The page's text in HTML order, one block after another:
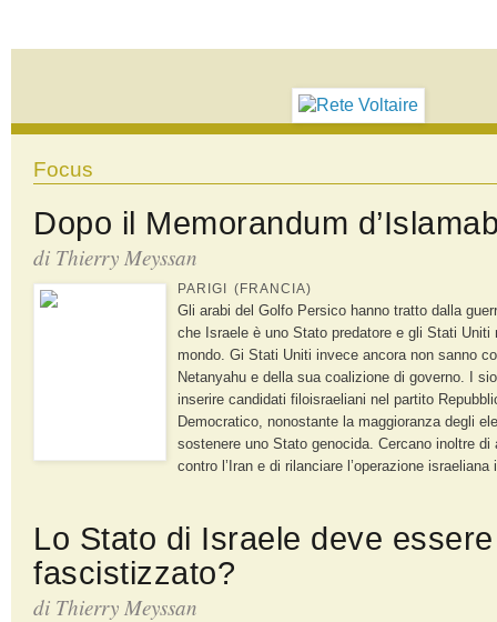
Focus
Dopo il Memorandum
di Thierry Meyssan
PARIGI (FRANCIA)
Gli arabi del Golfo Persico hanno tratto dalla
che Israele è uno Stato predatore e gli Stati Uniti
mondo. Gi Stati Uniti invece ancora non sanno
Netanyahu e della sua coalizione di governo. I
inserire candidati filoisraeliani nel partito
Democratico, nonostante la maggioranza degli
sostenere uno Stato genocida. Cercano inoltre
contro l’Iran e di rilanciare l’operazione israeliana
Lo Stato di Israele deve
fascistizzato?
di Thierry Meyssan